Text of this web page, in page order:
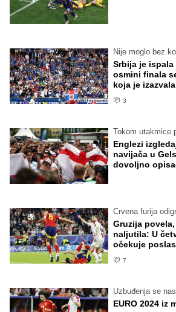
Nije moglo bez
Srbija je ispala
osmini finala
koja je
3
Tokom utakmice
Englezi
navijača u
dovoljno
Crvena furija
Gruzija
naljutila: U
očekuje
7
Uzbuđenja se
EURO 2024 iz